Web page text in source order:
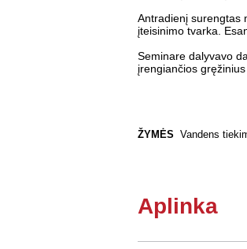
Antradienį surengtas
įteisinimo tvarka.
Seminare dalyvavo
įrengiančios
ŽYMĖS Vandens
Aplinka